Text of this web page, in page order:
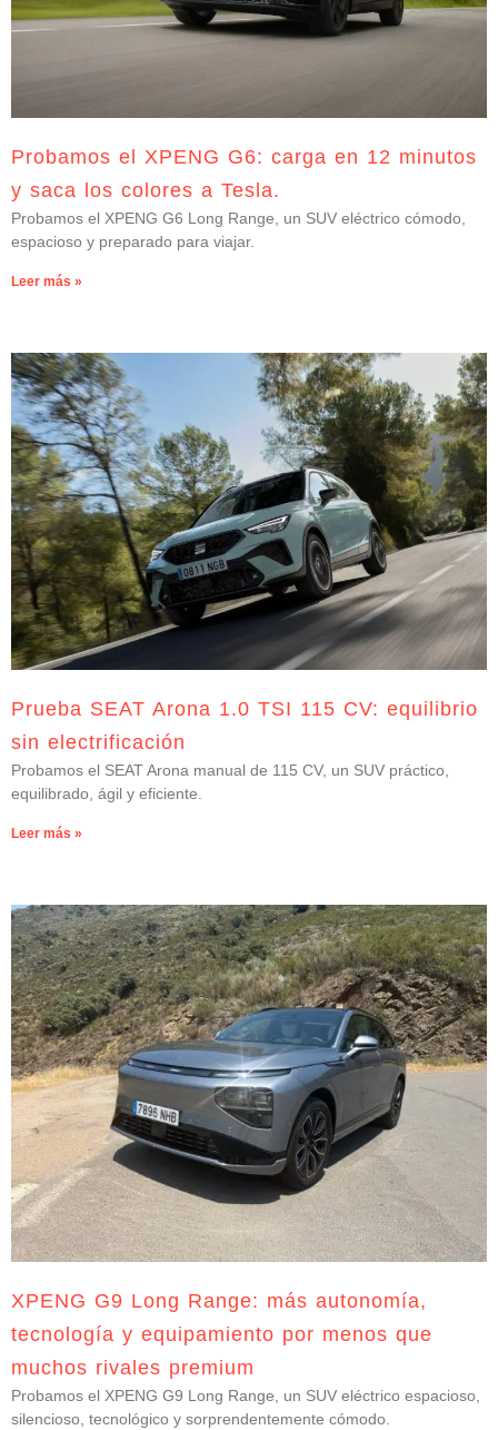
Probamos el XPENG G6: carga en 12 minutos
y saca los colores a Tesla.
Probamos el XPENG G6 Long Range, un SUV eléctrico cómodo,
espacioso y preparado para viajar.
Leer más »
Prueba SEAT Arona 1.0 TSI 115 CV: equilibrio
sin electrificación
Probamos el SEAT Arona manual de 115 CV, un SUV práctico,
equilibrado, ágil y eficiente.
Leer más »
XPENG G9 Long Range: más autonomía,
tecnología y equipamiento por menos que
muchos rivales premium
Probamos el XPENG G9 Long Range, un SUV eléctrico espacioso,
silencioso, tecnológico y sorprendentemente cómodo.